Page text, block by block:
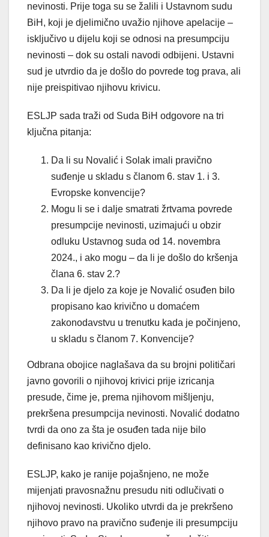
nevinosti. Prije toga su se žalili i Ustavnom sudu
BiH, koji je djelimično uvažio njihove apelacije –
isključivo u dijelu koji se odnosi na presumpciju
nevinosti – dok su ostali navodi odbijeni. Ustavni
sud je utvrdio da je došlo do povrede tog prava, ali
nije preispitivao njihovu krivicu.
ESLJP sada traži od Suda BiH odgovore na tri
ključna pitanja:
Da li su Novalić i Solak imali pravično
suđenje u skladu s članom 6. stav 1. i 3.
Evropske konvencije?
Mogu li se i dalje smatrati žrtvama povrede
presumpcije nevinosti, uzimajući u obzir
odluku Ustavnog suda od 14. novembra
2024., i ako mogu – da li je došlo do kršenja
člana 6. stav 2.?
Da li je djelo za koje je Novalić osuđen bilo
propisano kao krivično u domaćem
zakonodavstvu u trenutku kada je počinjeno,
u skladu s članom 7. Konvencije?
Odbrana obojice naglašava da su brojni političari
javno govorili o njihovoj krivici prije izricanja
presude, čime je, prema njihovom mišljenju,
prekršena presumpcija nevinosti. Novalić dodatno
tvrdi da ono za šta je osuđen tada nije bilo
definisano kao krivično djelo.
ESLJP, kako je ranije pojašnjeno, ne može
mijenjati pravosnažnu presudu niti odlučivati o
njihovoj nevinosti. Ukoliko utvrdi da je prekršeno
njihovo pravo na pravično suđenje ili presumpciju